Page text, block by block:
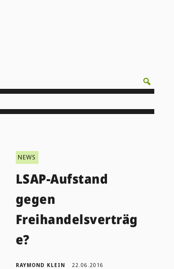
NEWS
LSAP-Aufstand
gegen
Freihandelsverträg
e?
RAYMOND KLEIN 22.06.2016